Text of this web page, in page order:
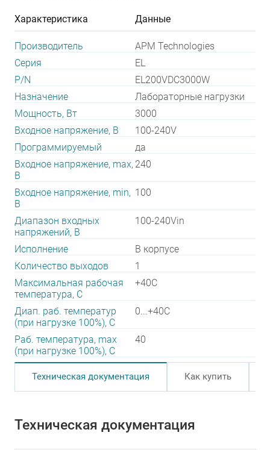
Характеристика Данные
Производитель
APM Technologies
Серия
EL
P/N
EL200VDC3000W
Назначение
Лабораторные нагрузки
Мощность, Вт
3000
Входное напряжение, В
100-240V
Программируемый
да
Входное напряжение, max,
В
240
Входное напряжение, min,
В
100
Диапазон входных
напряжений, В
100-240Vin
Исполнение
В корпусе
Количество выходов
1
Максимальная рабочая
температура, C
+40C
Диап. раб. температур
(при нагрузке 100%), C
0...+40C
Раб. температура, max
(при нагрузке 100%), C
40
Техническая документация Как купить
Техническая документация